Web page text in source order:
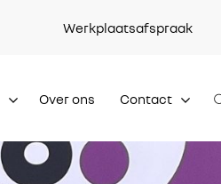
Werkplaatsafspraak
Over ons Contact